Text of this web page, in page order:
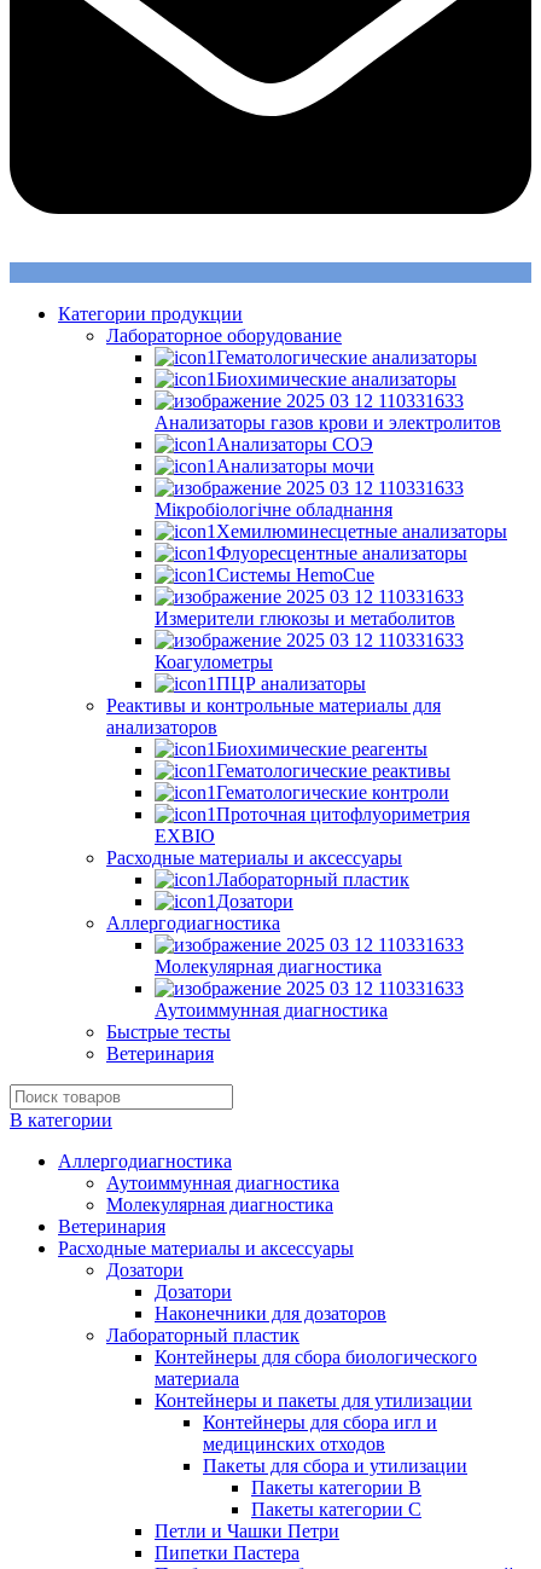
Категории продукции
Лабораторное оборудование
Гематологические анализаторы
Биохимические анализаторы
Анализаторы газов крови и электролитов
Анализаторы СОЭ
Анализаторы мочи
Мікробіологічне обладнання
Хемилюминесцетные анализаторы
Флуоресцентные анализаторы
Системы HemoCue
Измерители глюкозы и метаболитов
Коагулометры
ПЦР анализаторы
Реактивы и контрольные материалы для
анализаторов
Биохимические реагенты
Гематологические реактивы
Гематологические контроли
Проточная цитофлуориметрия
EXBIO
Расходные материалы и аксессуары
Лабораторный пластик
Дозатори
Аллергодиагностика
Молекулярная диагностика
Аутоиммунная диагностика
Быстрые тесты
Ветеринария
В категории
Аллергодиагностика
Аутоиммунная диагностика
Молекулярная диагностика
Ветеринария
Расходные материалы и аксессуары
Дозатори
Дозатори
Наконечники для дозаторов
Лабораторный пластик
Контейнеры для сбора биологического
материала
Контейнеры и пакеты для утилизации
Контейнеры для сбора игл и
медицинских отходов
Пакеты для сбора и утилизации
Пакеты категории B
Пакеты категории C
Петли и Чашки Петри
Пипетки Пастера